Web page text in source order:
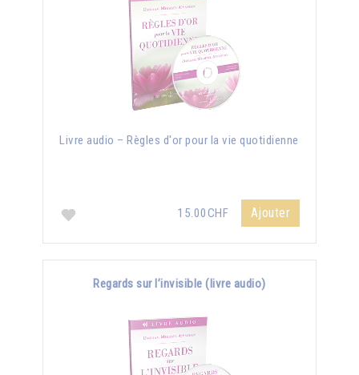
Livre audio – Règles d'or pour la vie quotidienne
15.00CHF Ajouter
Regards sur l’invisible (livre audio)